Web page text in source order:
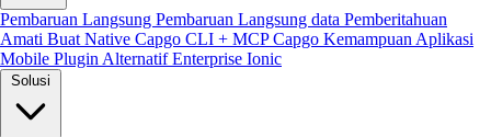
Pembaruan Langsung Pembaruan Langsung data Pemberitahuan
Amati Buat Native Capgo CLI + MCPCapgo Kemampuan Aplikasi
Mobile Plugin Alternatif Enterprise Ionic
Solusi